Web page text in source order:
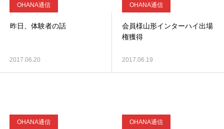
OHANA通信
昨日、体験者の話
2017.06.20
OHANA通信
会員様山形インターハイ出場
権獲得
2017.06.19
OHANA通信 OHANA通信